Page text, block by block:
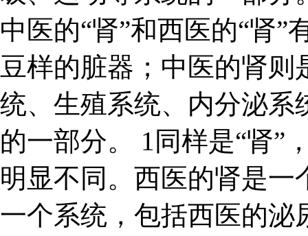
中医的“肾”和西医的“肾
豆样的脏器；中医的肾
统、生殖系统、内分泌系
的一部分。 1同样是“肾”
明显不同。西医的肾是
一个系统，包括西医的泌